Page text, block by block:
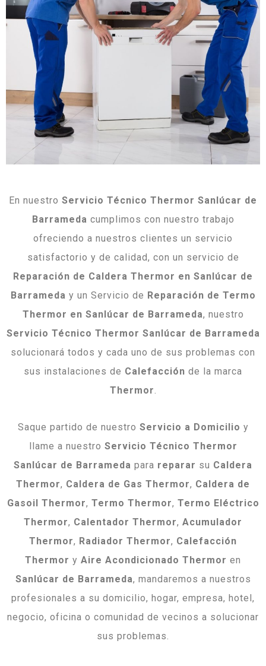
En nuestro Servicio Técnico Thermor Sanlúcar de
Barrameda cumplimos con nuestro trabajo
ofreciendo a nuestros clientes un servicio
satisfactorio y de calidad, con un servicio de
Reparación de Caldera Thermor en Sanlúcar de
Barrameda y un Servicio de Reparación de Termo
Thermor en Sanlúcar de Barrameda, nuestro
Servicio Técnico Thermor Sanlúcar de Barrameda
solucionará todos y cada uno de sus problemas con
sus instalaciones de Calefacción de la marca
Thermor.
Saque partido de nuestro Servicio a Domicilio y
llame a nuestro Servicio Técnico Thermor
Sanlúcar de Barrameda para reparar su Caldera
Thermor, Caldera de Gas Thermor, Caldera de
Gasoil Thermor, Termo Thermor, Termo Eléctrico
Thermor, Calentador Thermor, Acumulador
Thermor, Radiador Thermor, Calefacción
Thermor y Aire Acondicionado Thermor en
Sanlúcar de Barrameda, mandaremos a nuestros
profesionales a su domicilio, hogar, empresa, hotel,
negocio, oficina o comunidad de vecinos a solucionar
sus problemas.